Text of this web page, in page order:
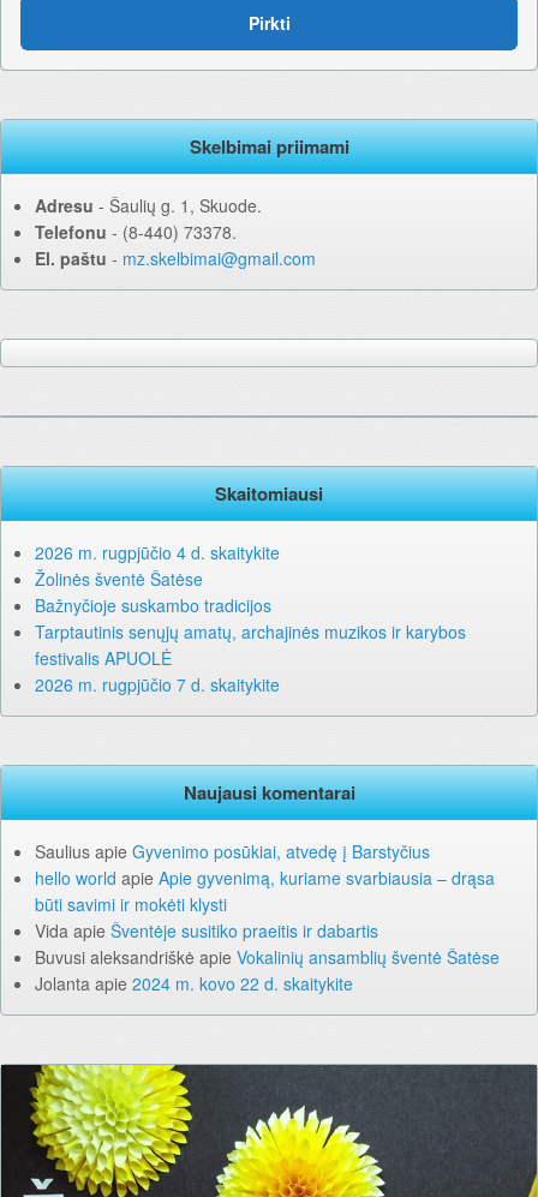
Pirkti
Skelbimai priimami
Adresu ‐ Šaulių g. 1, Skuode.
Telefonu ‐ (8-440) 73378.
El. paštu ‐ mz.skelbimai@gmail.com
Skaitomiausi
2026 m. rugpjūčio 4 d. skaitykite
Žolinės šventė Šatėse
Bažnyčioje suskambo tradicijos
Tarptautinis senųjų amatų, archajinės muzikos ir karybos
festivalis APUOLĖ
2026 m. rugpjūčio 7 d. skaitykite
Naujausi komentarai
Saulius apie Gyvenimo posūkiai, atvedę į Barstyčius
hello world apie Apie gyvenimą, kuriame svarbiausia – drąsa
būti savimi ir mokėti klysti
Vida apie Šventėje susitiko praeitis ir dabartis
Buvusi aleksandriškė apie Vokalinių ansamblių šventė Šatėse
Jolanta apie 2024 m. kovo 22 d. skaitykite